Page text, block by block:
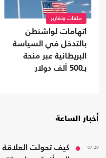
ملفات وتقارير
اتهامات لواشنطن
بالتدخل في السياسة
البريطانية عبر منحة
بـ500 ألف دولار
أخبار الساعة
07:20
كيف تحولت العلاقة